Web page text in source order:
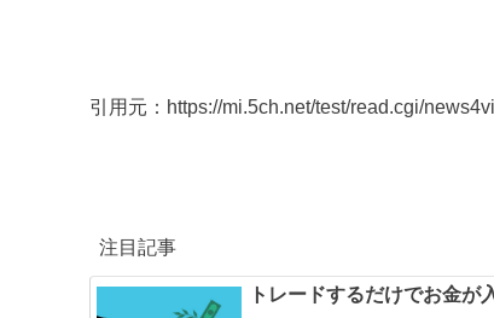
引用元：https://mi.5ch.net/test/read.cgi/
注目記事
トレードするだけでお金が